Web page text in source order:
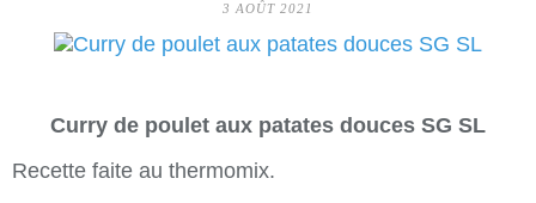
3 AOÛT 2021
Curry de poulet aux patates douces SG SL
Recette faite au thermomix.